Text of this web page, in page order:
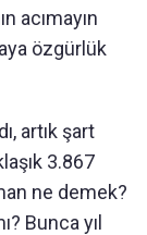
acımayın
özgürlük
artık şart
3.867
ne demek?
Bunca yıl